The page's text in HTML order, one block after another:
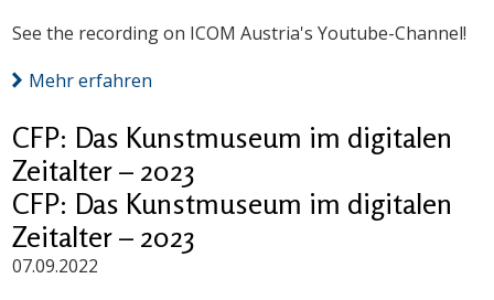
See the recording on ICOM Austria's Youtube-Channel!
Mehr erfahren
CFP: Das Kunstmuseum im digitalen
Zeitalter – 2023
CFP: Das Kunstmuseum im digitalen
Zeitalter – 2023
07.09.2022